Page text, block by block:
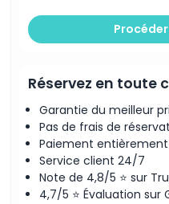
Réservez en toute
Garantie du meilleur
Pas de frais de
Paiement
Service client 24/7
Note de 4,8/5 ⭐ sur
4,7/5 ⭐ Évaluation sur